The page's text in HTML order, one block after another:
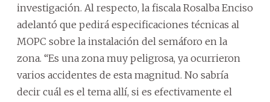
investigación. Al respecto, la fiscala Rosalba Enciso
adelantó que pedirá especificaciones técnicas al
MOPC sobre la instalación del semáforo en la
zona. “Es una zona muy peligrosa, ya ocurrieron
varios accidentes de esta magnitud. No sabría
decir cuál es el tema allí, si es efectivamente el